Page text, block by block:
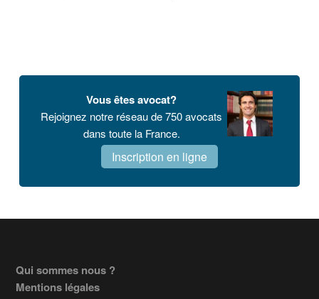
Vous êtes avocat?
Rejoignez notre réseau de 750 avocats
dans toute la France.
Inscription en ligne
Footer
Qui sommes nous ?
Mentions légales